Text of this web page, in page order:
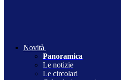
Novità
Panoramica
Le notizie
Le circolari